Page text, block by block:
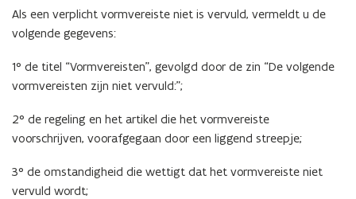
Als een verplicht vormvereiste niet is vervuld, vermeldt u de
volgende gegevens:
1° de titel “Vormvereisten”, gevolgd door de zin “De volgende
vormvereisten zijn niet vervuld:”;
2° de regeling en het artikel die het vormvereiste
voorschrijven, voorafgegaan door een liggend streepje;
3° de omstandigheid die wettigt dat het vormvereiste niet
vervuld wordt;